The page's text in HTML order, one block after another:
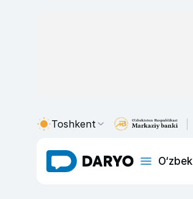
Toshkent